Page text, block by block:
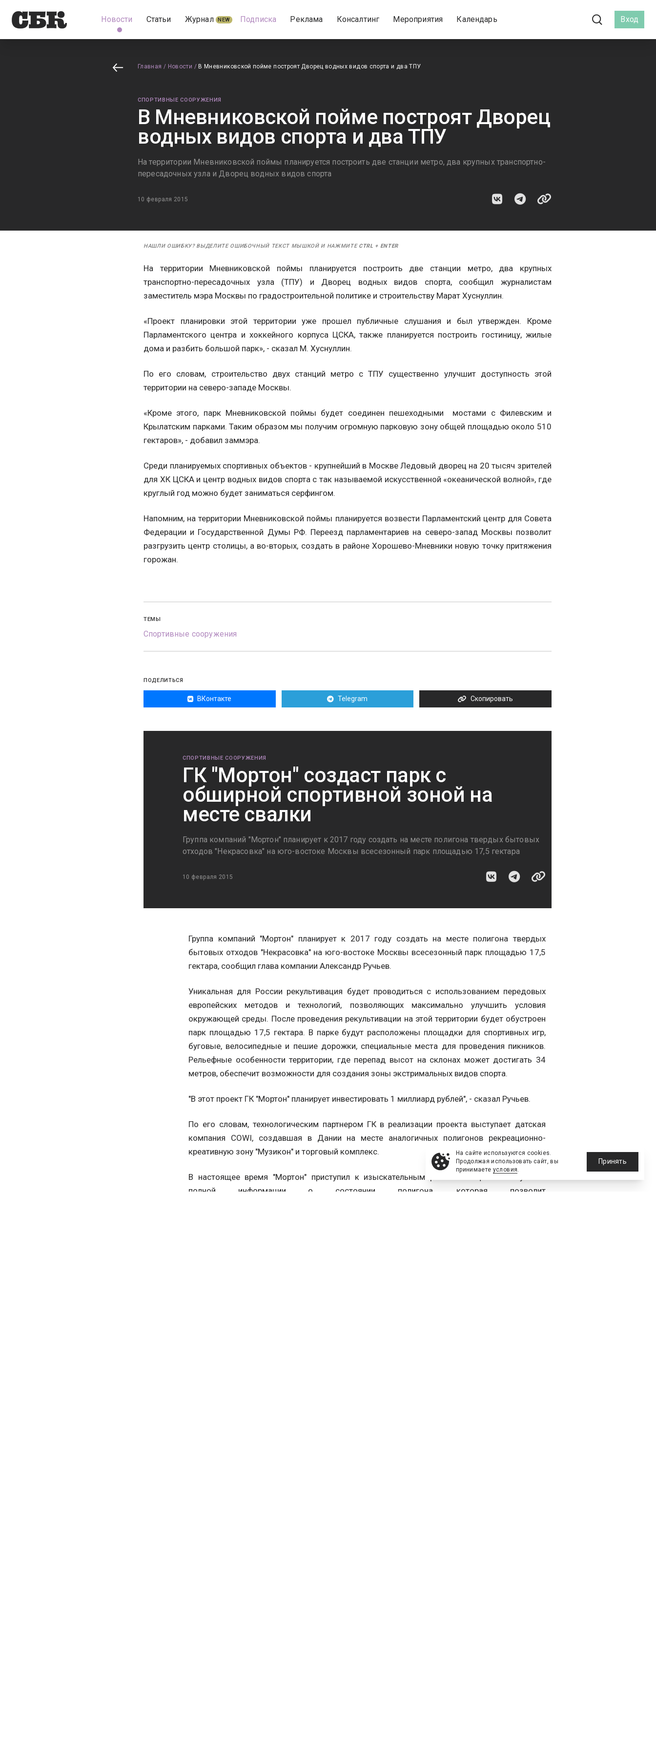
Новости Статьи Журнал NEW Подписка Реклама Консалтинг Мероприятия Календарь Вход
Главная / Новости / В Мневниковской пойме построят Дворец водных видов спорта и два ТПУ
СПОРТИВНЫЕ СООРУЖЕНИЯ
В Мневниковской пойме построят Дворец
водных видов спорта и два ТПУ
На территории Мневниковской поймы планируется построить две станции метро, два крупных транспортно-
пересадочных узла и Дворец водных видов спорта
10 февраля 2015
НАШЛИ ОШИБКУ? ВЫДЕЛИТЕ ОШИБОЧНЫЙ ТЕКСТ МЫШКОЙ И НАЖМИТЕ CTRL + ENTER
На территории Мневниковской поймы планируется построить две станции метро, два крупных
транспортно-пересадочных узла (ТПУ) и Дворец водных видов спорта, сообщил журналистам
заместитель мэра Москвы по градостроительной политике и строительству Марат Хуснуллин.
«Проект планировки этой территории уже прошел публичные слушания и был утвержден. Кроме
Парламентского центра и хоккейного корпуса ЦСКА, также планируется построить гостиницу, жилые
дома и разбить большой парк», - сказал М. Хуснуллин.
По его словам, строительство двух станций метро с ТПУ существенно улучшит доступность этой
территории на северо-западе Москвы.
«Кроме этого, парк Мневниковской поймы будет соединен пешеходными мостами с Филевским и
Крылатским парками. Таким образом мы получим огромную парковую зону общей площадью около 510
гектаров», - добавил заммэра.
Среди планируемых спортивных объектов - крупнейший в Москве Ледовый дворец на 20 тысяч зрителей
для ХК ЦСКА и центр водных видов спорта с так называемой искусственной «океанической волной», где
круглый год можно будет заниматься серфингом.
Напомним, на территории Мневниковской поймы планируется возвести Парламентский центр для Совета
Федерации и Государственной Думы РФ. Переезд парламентариев на северо-запад Москвы позволит
разгрузить центр столицы, а во-вторых, создать в районе Хорошево-Мневники новую точку притяжения
горожан.
ТЕМЫ
Спортивные сооружения
ПОДЕЛИТЬСЯ
ВКонтакте Telegram Скопировать
СПОРТИВНЫЕ СООРУЖЕНИЯ
ГК "Мортон" создаст парк с
обширной спортивной зоной на
месте свалки
Группа компаний "Мортон" планирует к 2017 году создать на месте полигона твердых бытовых
отходов "Некрасовка" на юго-востоке Москвы всесезонный парк площадью 17,5 гектара
10 февраля 2015
Группа компаний "Мортон" планирует к 2017 году создать на месте полигона твердых
бытовых отходов "Некрасовка" на юго-востоке Москвы всесезонный парк площадью 17,5
гектара, сообщил глава компании Александр Ручьев.
Уникальная для России рекультивация будет проводиться с использованием передовых
европейских методов и технологий, позволяющих максимально улучшить условия
окружающей среды. После проведения рекультивации на этой территории будет обустроен
парк площадью 17,5 гектара. В парке будут расположены площадки для спортивных игр,
буговые, велосипедные и пешие дорожки, специальные места для проведения пикников.
Рельефные особенности территории, где перепад высот на склонах может достигать 34
метров, обеспечит возможности для создания зоны экстримальных видов спорта.
"В этот проект ГК "Мортон" планирует инвестировать 1 миллиард рублей", - сказал Ручьев.
По его словам, технологическим партнером ГК в реализации проекта выступает датская
компания COWI, создавшая в Дании на месте аналогичных полигонов рекреационно-
креативную зону "Музикон" и торговый комплекс.
В настоящее время "Мортон" приступил к изыскательным работам с целью получения
полной информации о состоянии полигона, которая позволит
На сайте используются cookies.
Продолжая использовать сайт, вы
принимаете условия.
Принять